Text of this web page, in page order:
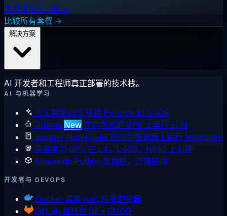
免费试用 1 小时 →
比较所有套餐 →
AI 开发者和工程师真正部署的技术栈。
AI 与机器学习
人工智能VPS 预装 PyTorch 和 CUDA
Ollama New在你自己的 VPS 上运行 LLM
Jupyter Notebooks 在你的服务器上运行 Notebook
深度学习 GPU 在 L4、L40S、H100 上训练
Anaconda Python 数据栈，开箱即用
开发者与 DEVOPS
Docker 具备 root 权限的容器
GitLab 自托管 Git + CI/CD